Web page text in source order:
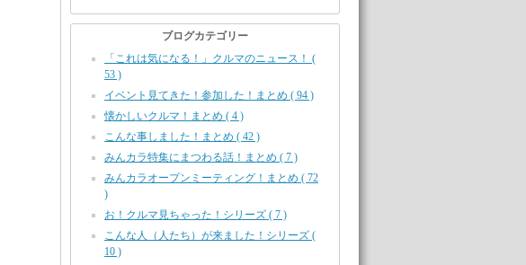
ブログカテゴリー
「これは気になる！」クルマのニュース！ (
53 )
イベント見てきた！参加した！まとめ ( 94 )
懐かしいクルマ！まとめ ( 4 )
こんな事しました！まとめ ( 42 )
みんカラ特集にまつわる話！まとめ ( 7 )
みんカラオープンミーティング！まとめ ( 72
)
お！クルマ見ちゃった！シリーズ ( 7 )
こんな人（人たち）が来ました！シリーズ (
10 )